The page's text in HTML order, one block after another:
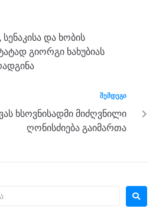
p
p
და ხობის
გიორგი ხახუბიას
ᲨᲔᲛᲓᲔᲒᲘ
ხსოვნისადმი მიძღვნილი
ღონისძიება გაიმართა